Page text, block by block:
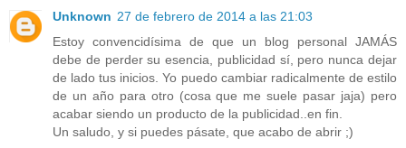
Unknown 27 de febrero de 2014 a las 21:03
Estoy convencidísima de que un blog personal JAMÁS
debe de perder su esencia, publicidad sí, pero nunca dejar
de lado tus inicios. Yo puedo cambiar radicalmente de estilo
de un año para otro (cosa que me suele pasar jaja) pero
acabar siendo un producto de la publicidad..en fin.
Un saludo, y si puedes pásate, que acabo de abrir ;)